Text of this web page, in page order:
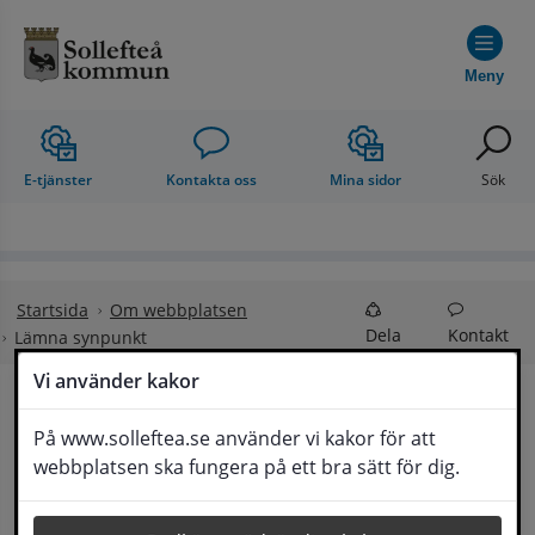
Vi använder kakor
På www.solleftea.se använder vi kakor för att
webbplatsen ska fungera på ett bra sätt för dig.
Meny
E-tjänster Kontakta oss Mina sidor Sök
Startsida
Om webbplatsen
Lämna synpunkt
Dela Kontakt
Lämna synpunkt
Här kan du lämna synpunkter, förslag och